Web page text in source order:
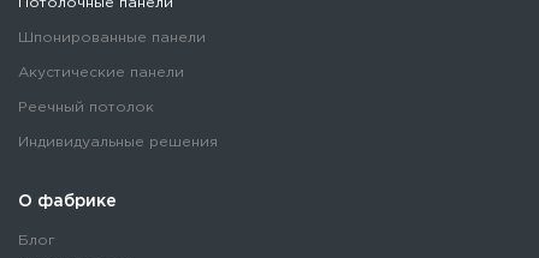
Потолочные панели
Шпонированные панели
Акустические панели
Реечный потолок
Индивидуальные решения
О фабрике
Блог